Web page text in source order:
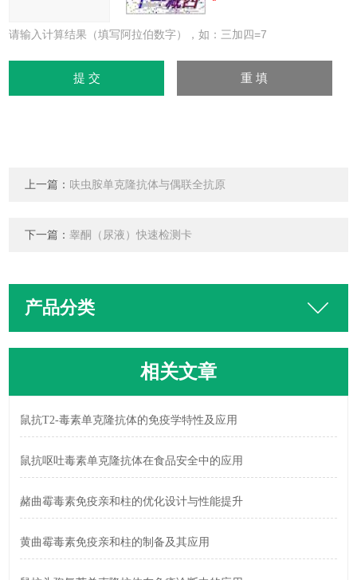
请输入计算结果（填写阿拉伯数字），如：三加四=7
上一篇： 呋虫胺单克隆抗体与偶联全抗原
下一篇：睾酮（尿液）快速检测卡
产品分类
相关文章
鼠抗T2-毒素单克隆抗体的免疫学特性及应用
鼠抗呕吐毒素单克隆抗体在食品安全中的应用
赭曲霉毒素免疫亲和柱的优化设计与性能提升
黄曲霉毒素免疫亲和柱的制备及其应用